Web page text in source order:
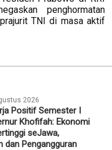
penghormatan
TNI di masa aktif
2026
Positif Semester I
Khofifah: Ekonomi
seJawa,
dan Pengangguran